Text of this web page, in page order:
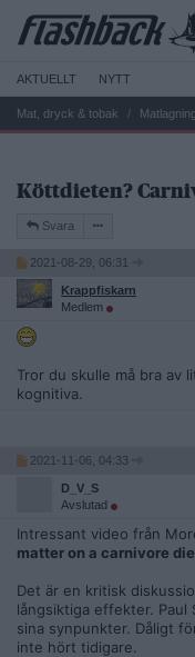
AKTUELLT NYTT
Mat, dryck & tobak
Köttdieten?
Svara
2021-08-29, 06:31
Krappfiskarn
Medlem
Tror du skulle må bra av
kognitiva.
2021-11-06, 04:33
D_V_S
Avslutad
Intressant video från
matter on a carnivore
Det är en kritisk
långsiktiga effekter. Paul
sina synpunkter. Dåligt
inte hört tidigare.